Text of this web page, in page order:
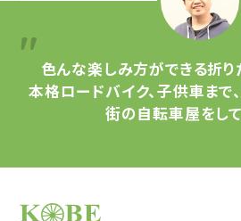
色んな楽しみ方ができる折
本格ロードバイク、子供車まで、
街の自転車屋をして
サイクルショップナカゴヤ